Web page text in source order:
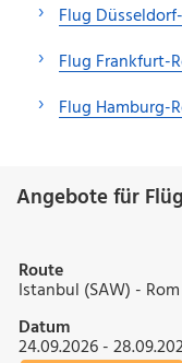
Flug
Flug Frankfurt-
Flug Hamburg-
Angebote für
Route
Istanbul (SAW) -
Datum
24.09.2026 -